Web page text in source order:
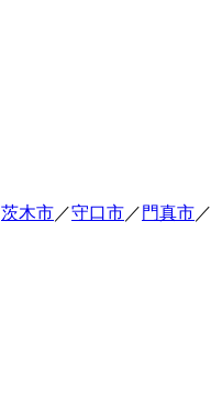
茨木市／守口市／ 門真市／